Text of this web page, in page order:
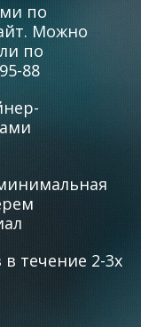
по
Можно
по
88
течение 2-3х